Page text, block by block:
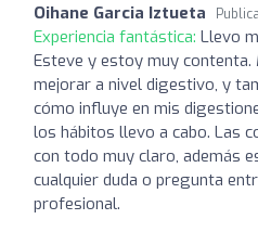
Oihane Garcia Iztueta
Experiencia fantástica: Llevo
Esteve y estoy muy contenta.
mejorar a nivel digestivo, y
cómo influye en mis
los hábitos llevo a cabo. Las
con todo muy claro, además
cualquier duda o pregunta
profesional.